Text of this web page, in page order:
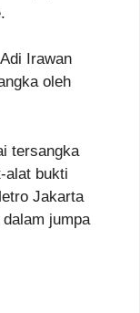
Irawan
oleh
tersangka
alat bukti
Jakarta
jumpa